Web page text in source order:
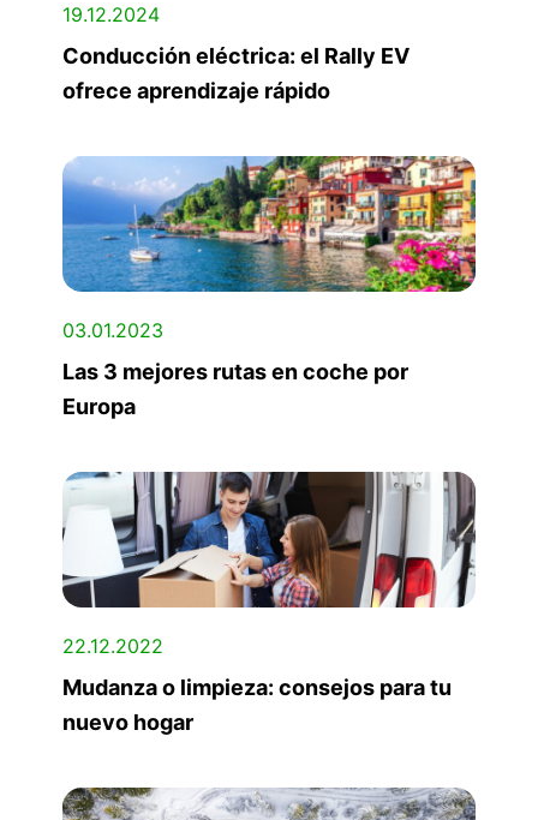
19.12.2024
Conducción eléctrica: el Rally EV
ofrece aprendizaje rápido
03.01.2023
Las 3 mejores rutas en coche por
Europa
22.12.2022
Mudanza o limpieza: consejos para tu
nuevo hogar